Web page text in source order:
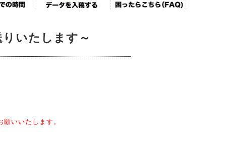
いたします～
いいたします。